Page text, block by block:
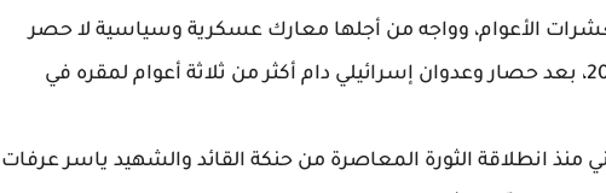
الأعوام، وواجه من أجلها معارك عسكرية وسياسية لا حصر
لها، حتى انتهت باستشهاده في العام 2004، بعد حصار وعدوان إسرائيلي دام أكثر من ثلاثة أعوام لمقره في
انطلاقة الثورة المعاصرة من حنكة القائد والشهيد ياسر عرفات